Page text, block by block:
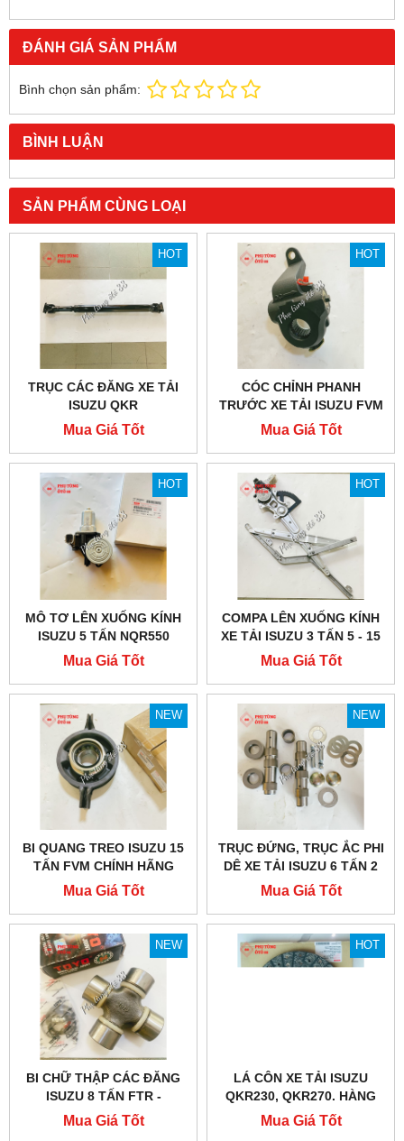
ĐÁNH GIÁ SẢN PHẨM
Bình chọn sản phẩm:
BÌNH LUẬN
SẢN PHẨM CÙNG LOẠI
HOT
TRỤC CÁC ĐĂNG XE TẢI
ISUZU QKR
Mua Giá Tốt
HOT
CÓC CHỈNH PHANH
TRƯỚC XE TẢI ISUZU FVM
1500
Mua Giá Tốt
HOT
MÔ TƠ LÊN XUỐNG KÍNH
ISUZU 5 TẤN NQR550
Mua Giá Tốt
HOT
COMPA LÊN XUỐNG KÍNH
XE TẢI ISUZU 3 TẤN 5 - 15
TẤN
Mua Giá Tốt
NEW
BI QUANG TREO ISUZU 15
TẤN FVM CHÍNH HÃNG
Mua Giá Tốt
NEW
TRỤC ĐỨNG, TRỤC ẮC PHI
DÊ XE TẢI ISUZU 6 TẤN 2
Mua Giá Tốt
NEW
BI CHỮ THẬP CÁC ĐĂNG
ISUZU 8 TẤN FTR -
1373001021
Mua Giá Tốt
HOT
LÁ CÔN XE TẢI ISUZU
QKR230, QKR270. HÀNG
CHÍNH HÃNG
Mua Giá Tốt